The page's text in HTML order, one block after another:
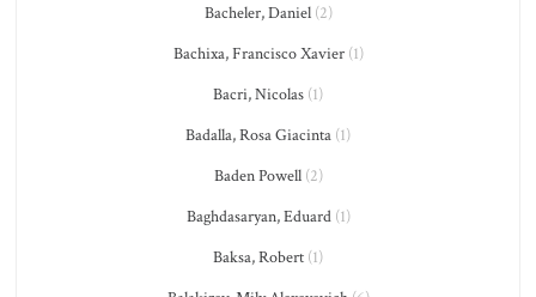
Bacheler, Daniel(2)
Bachixa, Francisco Xavier(1)
Bacri, Nicolas (1)
Badalla, Rosa Giacinta (1)
Baden Powell(2)
Baghdasaryan, Eduard(1)
Baksa, Robert (1)